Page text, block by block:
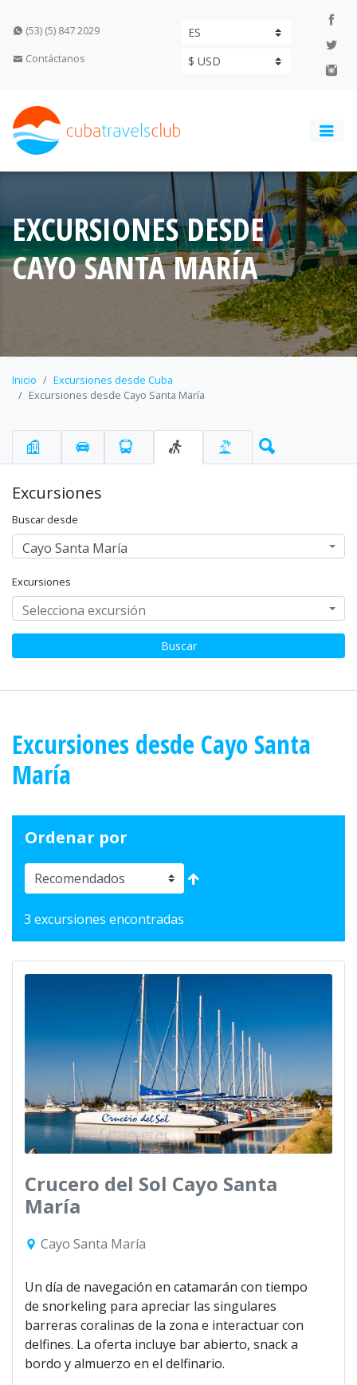
(53) (5) 847 2029
Contáctanos
EXCURSIONES DESDE
CAYO SANTA MARÍA
Inicio
Excursiones desde Cuba
Excursiones desde Cayo Santa María
Excursiones
Buscar desde
Cayo Santa María
Excursiones
Selecciona excursión
Buscar
Excursiones desde Cayo Santa
María
Ordenar por
3 excursiones encontradas
Crucero del Sol Cayo Santa
María
Cayo Santa María
Un día de navegación en catamarán con tiempo
de snorkeling para apreciar las singulares
barreras coralinas de la zona e interactuar con
delfines. La oferta incluye bar abierto, snack a
bordo y almuerzo en el delfinario.